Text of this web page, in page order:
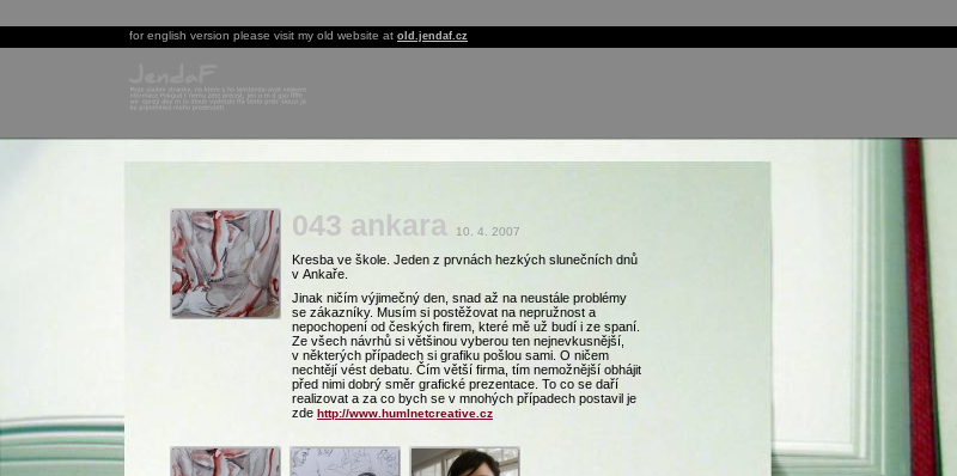
for english version please visit my old website at old.jendaf.cz
043 ankara 10. 4. 2007
Kresba ve škole. Jeden z prvnách hezkých slunečních dnů
v Ankaře.
Jinak ničím výjimečný den, snad až na neustále problémy
se zákazníky. Musím si postěžovat na nepružnost a
nepochopení od českých firem, které mě už budí i ze spaní.
Ze všech návrhů si většinou vyberou ten nejnevkusnější,
v některých případech si grafiku pošlou sami. O ničem
nechtějí vést debatu. Čím větší firma, tím nemožnější obhájit
před nimi dobrý směr grafické prezentace. To co se daří
realizovat a za co bych se v mnohých případech postavil je
zde http://www.humlnetcreative.cz